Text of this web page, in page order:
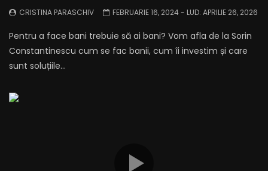
CRISTINA PARASCHIV FEBRUARIE 16, 2024- LUD: APRILIE 26, 2026
Pentru a face bani trebuie să ai bani? Vom afla de la Sorin
Constantinescu cum se fac banii, cum îi investim și care
sunt soluțiile...